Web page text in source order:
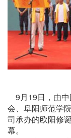
9月19日，由中
会、阜阳师范学
司承办的欧阳修
幕。